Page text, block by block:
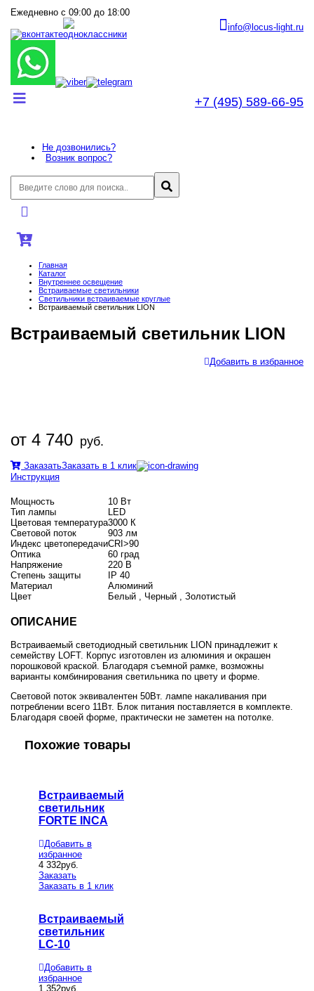
Ежедневно с 09:00 до 18:00
info@locus-light.ru
+7 (495) 589-66-95
Не дозвонились?
Возник вопрос?
Главная
Каталог
Внутреннее оcвещение
Встраиваемые светильники
Светильники встраиваемые круглые
Встраиваемый светильник LION
Встраиваемый светильник LION
Добавить в избранное
от 4 740 руб.
ЗаказатьЗаказать в 1 клик
Инструкция
Мощность
10 Вт
Тип лампы
LED
Цветовая температура3000 К
Световой поток
903 лм
Индекс цветопередачиCRI>90
Оптика
60 град
Напряжение
220 В
Степень защиты
IP 40
Материал
Алюминий
Цвет
Белый , Черный , Золотистый
ОПИСАНИЕ
Встраиваемый светодиодный светильник LION принадлежит к
семейству LOFT. Корпус изготовлен из алюминия и окрашен
порошковой краской. Благодаря съемной рамке, возможны
варианты комбинирования светильника по цвету и форме.
Световой поток эквивалентен 50Вт. лампе накаливания при
потреблении всего 11Вт. Блок питания поставляется в комплекте.
Благодаря своей форме, практически не заметен на потолке.
Похожие товары
Встраиваемый
светильник
FORTE INCA
Добавить в
избранное
4 332руб.
Заказать
Заказать в 1 клик
Встраиваемый
светильник
LC-10
Добавить в
избранное
1 352руб.